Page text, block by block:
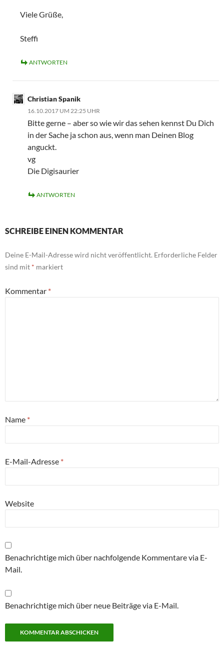
Viele Grüße,
Steffi
ANTWORTEN
Christian Spanik
16.10.2017 UM 22:25 UHR
Bitte gerne – aber so wie wir das sehen kennst Du Dich
in der Sache ja schon aus, wenn man Deinen Blog
anguckt.
vg
Die Digisaurier
ANTWORTEN
SCHREIBE EINEN KOMMENTAR
Deine E-Mail-Adresse wird nicht veröffentlicht. Erforderliche Felder
sind mit * markiert
Kommentar *
Name *
E-Mail-Adresse *
Website
Benachrichtige mich über nachfolgende Kommentare via E-
Mail.
Benachrichtige mich über neue Beiträge via E-Mail.